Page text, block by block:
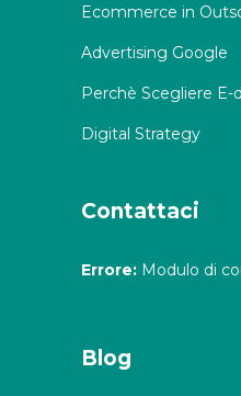
Ecommerce in
Advertising Google
Perchè Scegliere
Digital Strategy
Contattaci
Errore: Modulo di
Blog